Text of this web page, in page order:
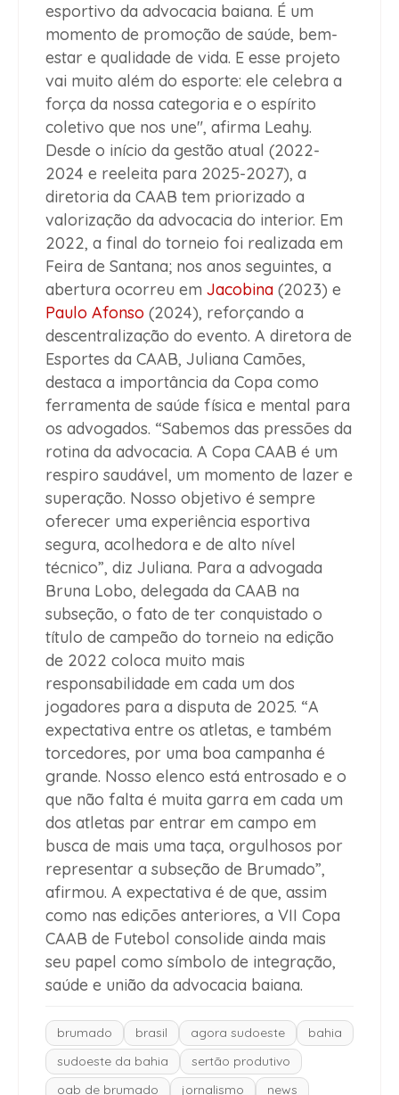
esportivo da advocacia baiana. É um
momento de promoção de saúde, bem-
estar e qualidade de vida. E esse projeto
vai muito além do esporte: ele celebra a
força da nossa categoria e o espírito
coletivo que nos une", afirma Leahy.
Desde o início da gestão atual (2022-
2024 e reeleita para 2025-2027), a
diretoria da CAAB tem priorizado a
valorização da advocacia do interior. Em
2022, a final do torneio foi realizada em
Feira de Santana; nos anos seguintes, a
abertura ocorreu em Jacobina (2023) e
Paulo Afonso (2024), reforçando a
descentralização do evento. A diretora de
Esportes da CAAB, Juliana Camões,
destaca a importância da Copa como
ferramenta de saúde física e mental para
os advogados. “Sabemos das pressões da
rotina da advocacia. A Copa CAAB é um
respiro saudável, um momento de lazer e
superação. Nosso objetivo é sempre
oferecer uma experiência esportiva
segura, acolhedora e de alto nível
técnico”, diz Juliana. Para a advogada
Bruna Lobo, delegada da CAAB na
subseção, o fato de ter conquistado o
título de campeão do torneio na edição
de 2022 coloca muito mais
responsabilidade em cada um dos
jogadores para a disputa de 2025. “A
expectativa entre os atletas, e também
torcedores, por uma boa campanha é
grande. Nosso elenco está entrosado e o
que não falta é muita garra em cada um
dos atletas par entrar em campo em
busca de mais uma taça, orgulhosos por
representar a subseção de Brumado”,
afirmou. A expectativa é de que, assim
como nas edições anteriores, a VII Copa
CAAB de Futebol consolide ainda mais
seu papel como símbolo de integração,
saúde e união da advocacia baiana.
brumado brasil agora sudoeste
bahia
sudoeste da bahia
sertão produtivo
oab de brumado
jornalismo news